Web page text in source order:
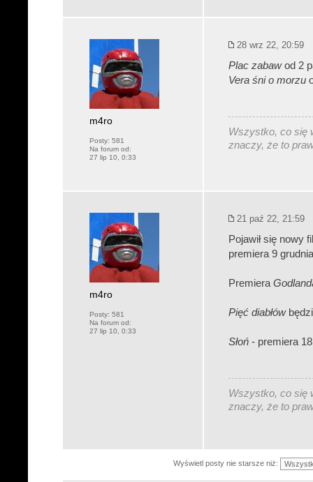
m4ro
Posty: 581
Na forum od:
27 lip 10, 0:33
28 wrz 22, 20:59
Plac zabawod 2
Vera śni o morzu
Wszystko, co się
znaczy, że to
m4ro
Posty: 581
Na forum od:
27 lip 10, 0:33
21 paź 22, 21:59
Pojawił się nowy
premiera 9
Premiera
Pięć diabłów
Słoń - premiera
Wszystko, co się
znaczy, że to
Wyświetl posty nie starsze niż: